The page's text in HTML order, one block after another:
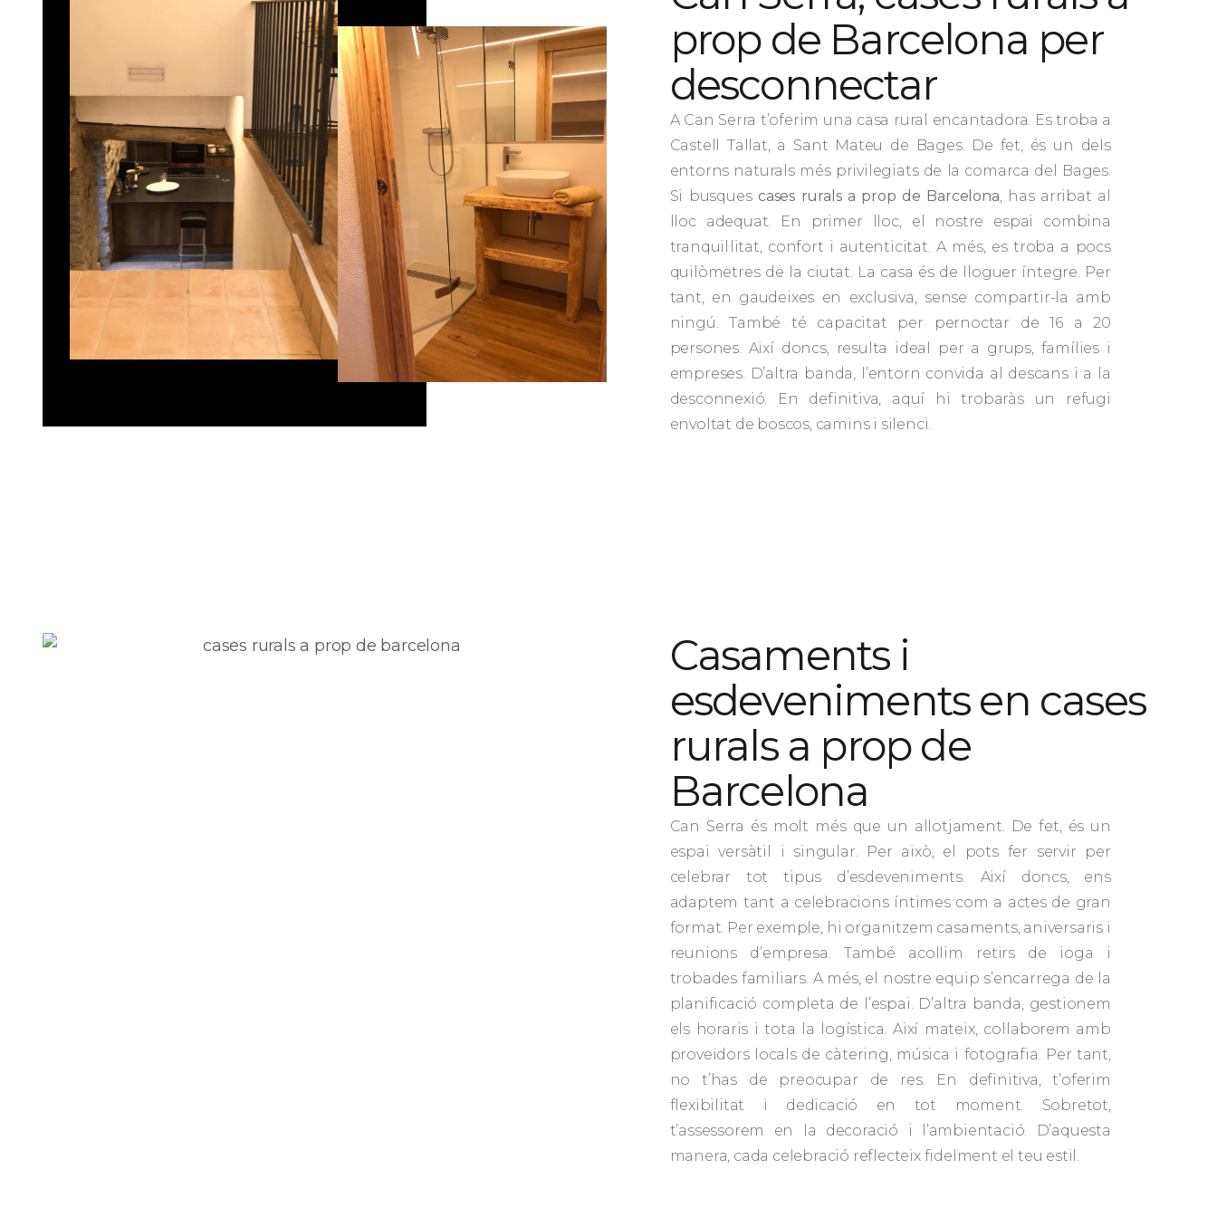
prop de Barcelona per
desconnectar
A Can Serra t’oferim una casa rural encantadora. Es troba a
Castell Tallat, a Sant Mateu de Bages. De fet, és un dels
entorns naturals més privilegiats de la comarca del Bages.
Si busques cases rurals a prop de Barcelona, has arribat al
lloc adequat. En primer lloc, el nostre espai combina
tranquil·litat, confort i autenticitat. A més, es troba a pocs
quilòmetres de la ciutat. La casa és de lloguer íntegre. Per
tant, en gaudeixes en exclusiva, sense compartir-la amb
ningú. També té capacitat per pernoctar de 16 a 20
persones. Així doncs, resulta ideal per a grups, famílies i
empreses. D’altra banda, l’entorn convida al descans i a la
desconnexió. En definitiva, aquí hi trobaràs un refugi
envoltat de boscos, camins i silenci.
Casaments i
esdeveniments en cases
rurals a prop de
Barcelona
Can Serra és molt més que un allotjament. De fet, és un
espai versàtil i singular. Per això, el pots fer servir per
celebrar tot tipus d’esdeveniments. Així doncs, ens
adaptem tant a celebracions íntimes com a actes de gran
format. Per exemple, hi organitzem casaments, aniversaris i
reunions d’empresa. També acollim retirs de ioga i
trobades familiars. A més, el nostre equip s’encarrega de la
planificació completa de l’espai. D’altra banda, gestionem
els horaris i tota la logística. Així mateix, col·laborem amb
proveïdors locals de càtering, música i fotografia. Per tant,
no t’has de preocupar de res. En definitiva, t’oferim
flexibilitat i dedicació en tot moment. Sobretot,
t’assessorem en la decoració i l’ambientació. D’aquesta
manera, cada celebració reflecteix fidelment el teu estil.